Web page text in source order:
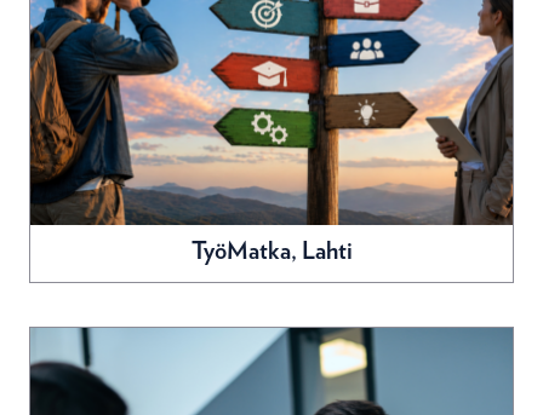
TyöMatka, Lahti